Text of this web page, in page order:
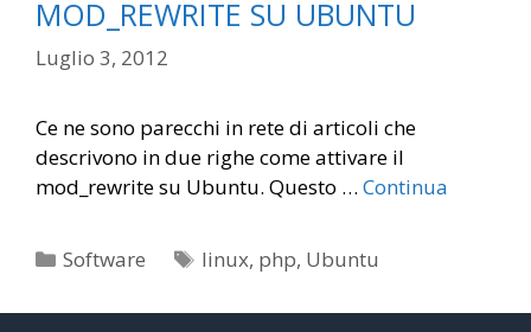
MOD_REWRITE SU UBUNTU
Luglio 3, 2012
Ce ne sono parecchi in rete di articoli che
descrivono in due righe come attivare il
mod_rewrite su Ubuntu. Questo … Continua
Categorie
Software Tag
linux, php, Ubuntu